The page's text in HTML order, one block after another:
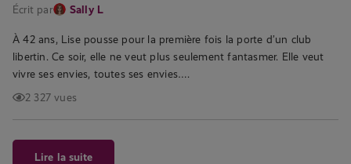
Écrit par Sally L
À 42 ans, Lise pousse pour la première fois la porte d’un club
libertin. Ce soir, elle ne veut plus seulement fantasmer. Elle veut
vivre ses envies, toutes ses envies….
2 327 vues
Lire la suite